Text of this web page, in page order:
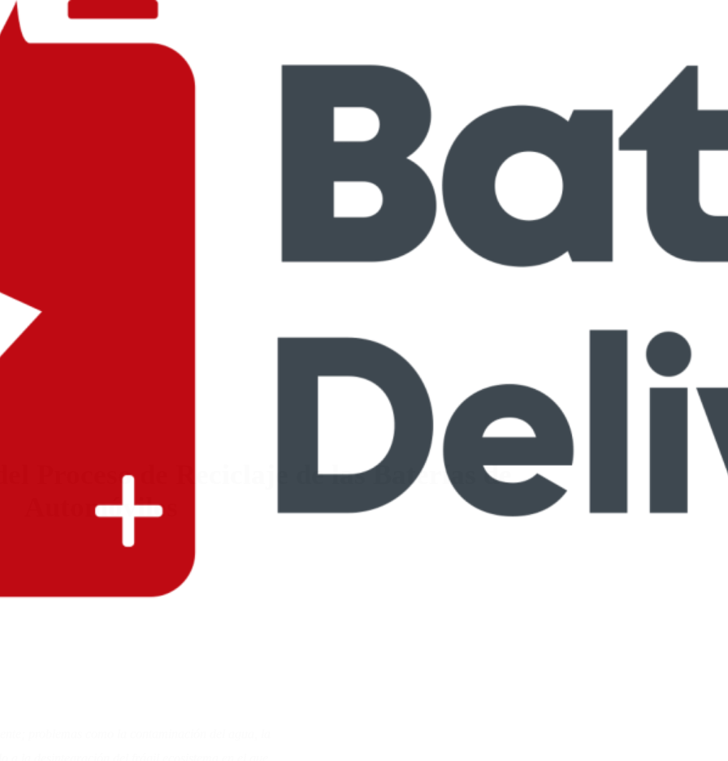
Proceso de Reciclaje de las Baterías de
Automóviles
problemas como la contaminación del agua, la
a la desintegración del frágil ecosistema en el que